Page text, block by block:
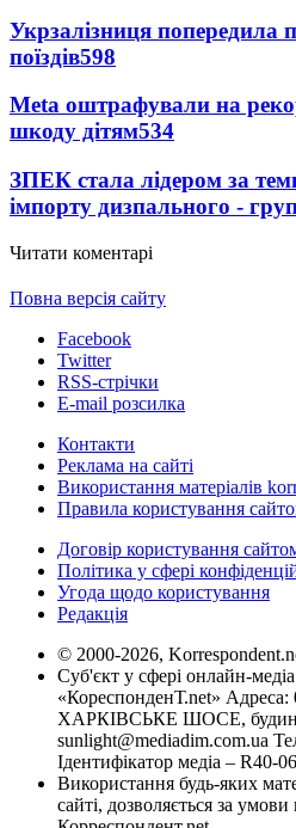
Укрзалізниця попередила
поїздів598
Meta оштрафували на
шкоду дітям534
ЗПЕК стала лідером за
імпорту дизпального -
Читати коментарі
Повна версія сайту
Facebook
Twitter
RSS-стрічки
E-mail розсилка
Контакти
Реклама на сайті
Використання матеріалів
Правила користування
Договір користування
Політика у сфері
Угода щодо користування
Редакція
© 2000-2026,
Суб'єкт у сфері онлайн-
«КореспонденТ.net» Адреса:
ХАРКІВСЬКЕ ШОСЕ,
sunlight@mediadim.com.ua
Ідентифікатор медіа – R40-
Використання будь-яких
сайті, дозволяється за